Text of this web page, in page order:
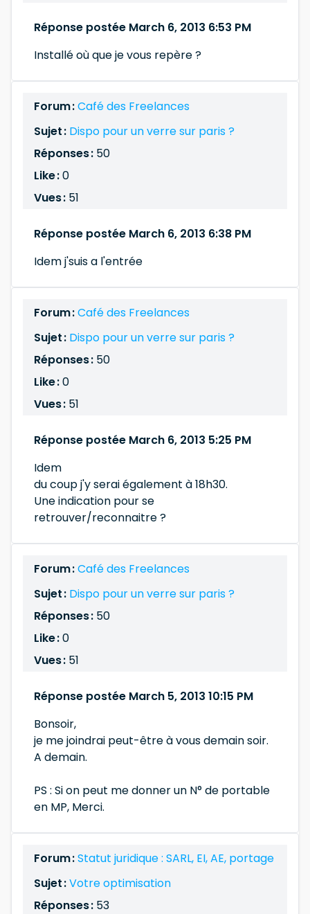
Réponse postée March 6, 2013 6:53 PM
Installé où que je vous repère ?
Forum :Café des Freelances
Sujet : Dispo pour un verre sur paris ?
Réponses : 50
Like :0
Vues : 51
Réponse postée March 6, 2013 6:38 PM
Idem j'suis a l'entrée
Forum :Café des Freelances
Sujet : Dispo pour un verre sur paris ?
Réponses : 50
Like :0
Vues : 51
Réponse postée March 6, 2013 5:25 PM
Idem
du coup j'y serai également à 18h30.
Une indication pour se
retrouver/reconnaitre ?
Forum :Café des Freelances
Sujet : Dispo pour un verre sur paris ?
Réponses : 50
Like :0
Vues : 51
Réponse postée March 5, 2013 10:15 PM
Bonsoir,
je me joindrai peut-être à vous demain soir.
A demain.
PS : Si on peut me donner un N° de portable
en MP, Merci.
Forum :Statut juridique : SARL, EI, AE, portage
Sujet :Votre optimisation
Réponses : 53